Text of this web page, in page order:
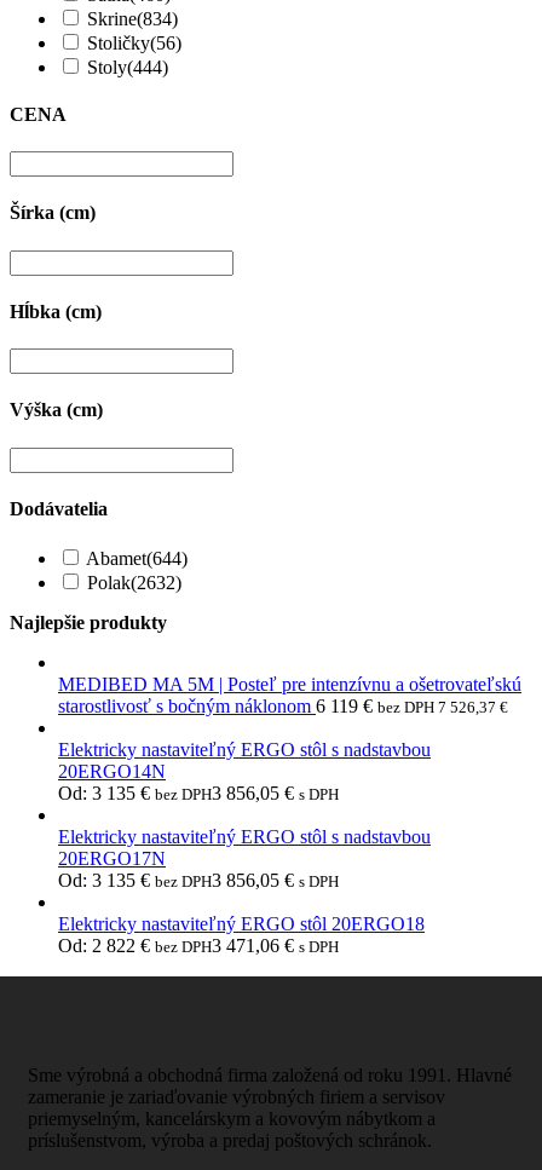
Skrine(834)
Stoličky(56)
Stoly(444)
CENA
Šírka (cm)
Hĺbka (cm)
Výška (cm)
Dodávatelia
Abamet(644)
Polak(2632)
Najlepšie produkty
MEDIBED MA 5M | Posteľ pre intenzívnu a ošetrovateľskú
starostlivosť s bočným náklonom 6 119 € bez DPH 7 526,37 €
Elektricky nastaviteľný ERGO stôl s nadstavbou
20ERGO14N
Od: 3 135 € bez DPH3 856,05 € s DPH
Elektricky nastaviteľný ERGO stôl s nadstavbou
20ERGO17N
Od: 3 135 € bez DPH3 856,05 € s DPH
Elektricky nastaviteľný ERGO stôl 20ERGO18
Od: 2 822 € bez DPH3 471,06 € s DPH
Sme výrobná a obchodná firma založená od roku 1991. Hlavné
zameranie je zariaďovanie výrobných firiem a servisov
priemyselným, kancelárskym a kovovým nábytkom a
príslušenstvom, výroba a predaj poštových schránok.